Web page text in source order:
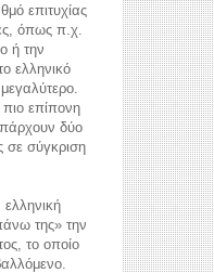
επιτυχίας
όπως π.χ.
ή την
ελληνικό
επίπονη
δύο
σε σύγκριση
ελληνική
της» την
το οποίο